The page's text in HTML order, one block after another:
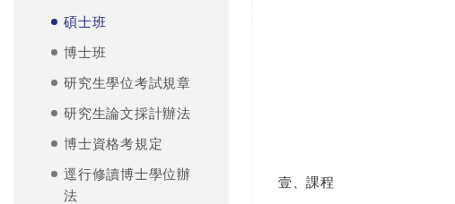
碩士班
博士班
研究生學位考試規章
研究生論文採計辦法
博士資格考規定
逕行修讀博士學位辦
法
壹、課程